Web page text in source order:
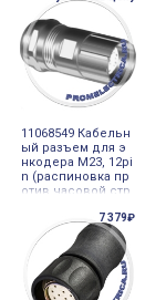
11068549 Кабельн
ый разъем для э
нкодера M23, 12pi
n (распиновка пр
отив часовой стр
7 379₽